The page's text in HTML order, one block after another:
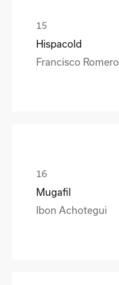
Hispacold
Francisco Romero
Mugafil
Ibon Achotegui